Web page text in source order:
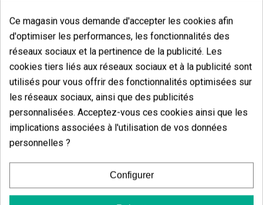
Vous aimerez aussi
Ce magasin vous demande d'accepter les cookies afin
d'optimiser les performances, les fonctionnalités des
réseaux sociaux et la pertinence de la publicité. Les
cookies tiers liés aux réseaux sociaux et à la publicité sont
utilisés pour vous offrir des fonctionnalités optimisées sur
les réseaux sociaux, ainsi que des publicités
personnalisées. Acceptez-vous ces cookies ainsi que les
implications associées à l'utilisation de vos données
personnelles ?
Configurer